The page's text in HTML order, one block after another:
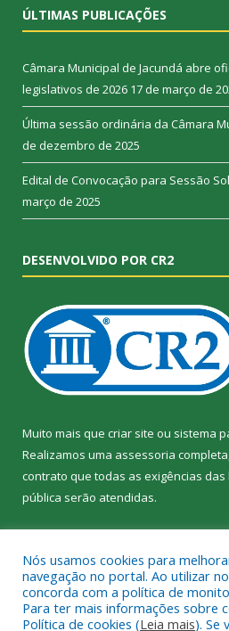
ÚLTIMAS PUBLICAÇÕES
Câmara Municipal de Jacundá abre
legislativos de 2026 17 de março de
Última sessão ordinária da Câmara
de dezembro de 2025
Edital de Convocação para Sessão
março de 2025
DESENVOLVIDO POR CR2
Muito mais que criar site ou sistema
Realizamos uma assessoria
contrato que todas as exigências das
pública serão atendidas.
Nós usamos cookies para
navegação no portal. Ao utilizar
concorda com a política de
Para ter mais informações sobre
Política de cookies (Leia mais). Se